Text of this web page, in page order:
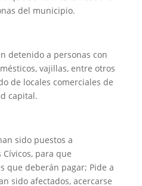
del municipio.
detenido a personas con
vajillas, entre otros
de locales comerciales de
capital.
sido puestos a
para que
que deberán pagar; Pide a
sido afectados, acercarse